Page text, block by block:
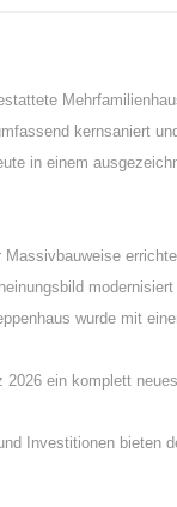
kernsaniert
in einem
wurde mit
ein komplett
Investitionen bieten